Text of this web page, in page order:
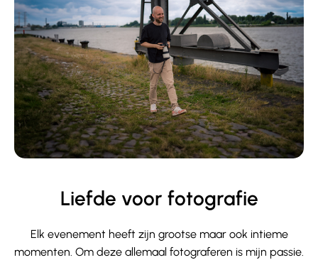
Liefde voor fotografie
Elk evenement heeft zijn grootse maar ook intieme
momenten. Om deze allemaal fotograferen is mijn passie.